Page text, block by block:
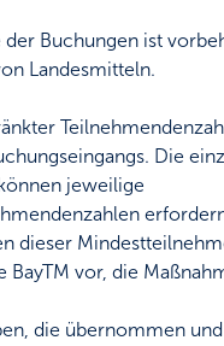
der Buchungen ist
Landesmitteln.
Die
jeweilige
dieser
BayTM vor, die
die übernommen